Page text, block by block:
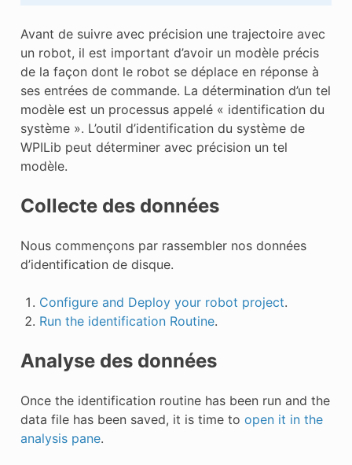
Avant de suivre avec précision une trajectoire avec
un robot, il est important d’avoir un modèle précis
de la façon dont le robot se déplace en réponse à
ses entrées de commande. La détermination d’un tel
modèle est un processus appelé « identification du
système ». L’outil d’identification du système de
WPILib peut déterminer avec précision un tel
modèle.
Collecte des données
Nous commençons par rassembler nos données
d’identification de disque.
Configure and Deploy your robot project.
Run the identification Routine.
Analyse des données
Once the identification routine has been run and the
data file has been saved, it is time to open it in the
analysis pane.